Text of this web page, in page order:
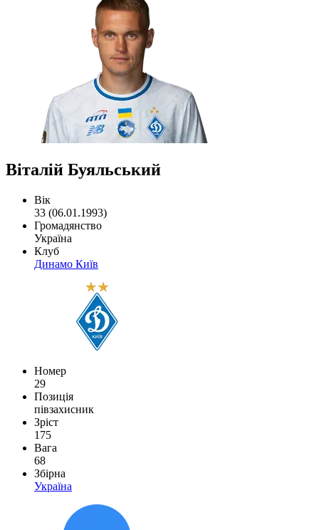
Віталій Буяльський
Вік
33 (06.01.1993)
Громадянство
Україна
Клуб
Динамо Київ
Номер
29
Позиція
півзахисник
Зріст
175
Вага
68
Збірна
Україна